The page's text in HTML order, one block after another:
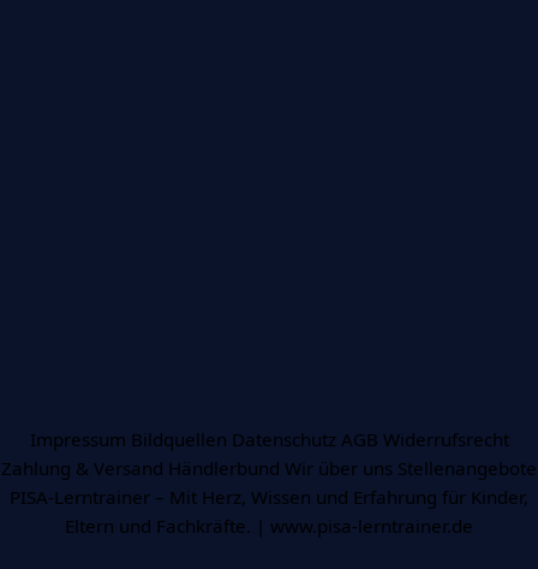
Impressum Bildquellen Datenschutz AGB Widerrufsrecht
Zahlung & Versand Händlerbund Wir über uns Stellenangebote
PISA-Lerntrainer – Mit Herz, Wissen und Erfahrung für Kinder,
Eltern und Fachkräfte. | www.pisa-lerntrainer.de